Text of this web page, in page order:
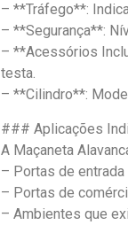
– **Tráfego**:
– **Segurança**:
– **Acessórios
testa.
– **Cilindro**:
### Aplicações
A Maçaneta
– Portas de entrada
– Portas de
– Ambientes que